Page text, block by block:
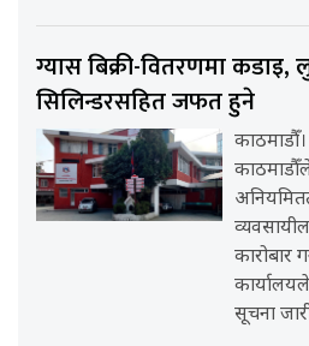
ग्यास बिक्री-वितरणमा कडाइ,
सिलिन्डरसहित जफत हुने
कारोबार
सूचना